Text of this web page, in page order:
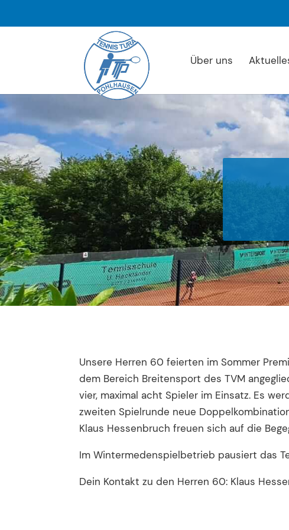
Über uns
Unsere Herren 60 feierten im Sommer
dem Bereich Breitensport des TVM
vier, maximal acht Spieler im Einsatz. Es
zweiten Spielrunde neue
Klaus Hessenbruch freuen sich auf die
Im Wintermedenspielbetrieb pausiert das
Dein Kontakt zu den Herren 60: Klaus